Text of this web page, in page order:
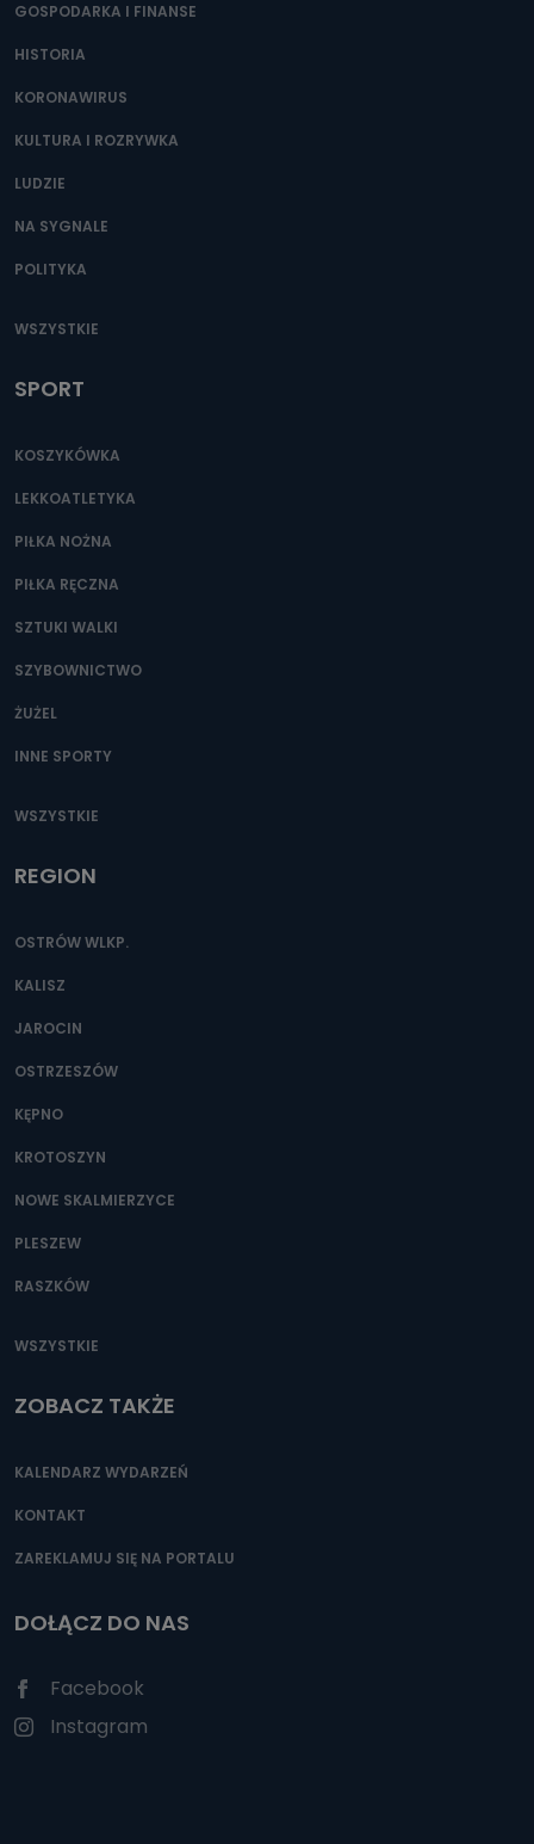
GOSPODARKA I FINANSE
HISTORIA
KORONAWIRUS
KULTURA I ROZRYWKA
LUDZIE
NA SYGNALE
POLITYKA
WSZYSTKIE
SPORT
KOSZYKÓWKA
LEKKOATLETYKA
PIŁKA NOŻNA
PIŁKA RĘCZNA
SZTUKI WALKI
SZYBOWNICTWO
ŻUŻEL
INNE SPORTY
WSZYSTKIE
REGION
OSTRÓW WLKP.
KALISZ
JAROCIN
OSTRZESZÓW
KĘPNO
KROTOSZYN
NOWE SKALMIERZYCE
PLESZEW
RASZKÓW
WSZYSTKIE
ZOBACZ TAKŻE
KALENDARZ WYDARZEŃ
KONTAKT
ZAREKLAMUJ SIĘ NA PORTALU
DOŁĄCZ DO NAS
Facebook
Instagram